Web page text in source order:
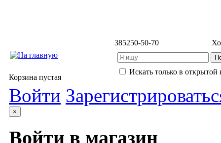
385250-50-70
Искать только в открытой
Корзина пустая
Войти
×
Войти в магазин